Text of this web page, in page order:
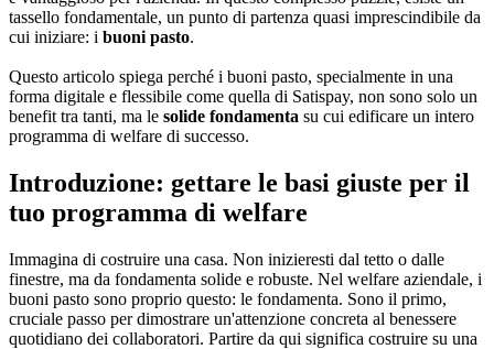
tassello fondamentale, un punto di partenza quasi imprescindibile da
cui iniziare: i buoni pasto.
Questo articolo spiega perché i buoni pasto, specialmente in una
forma digitale e flessibile come quella di Satispay, non sono solo un
benefit tra tanti, ma le solide fondamenta su cui edificare un intero
programma di welfare di successo.
Introduzione: gettare le basi giuste per il
tuo programma di welfare
Immagina di costruire una casa. Non inizieresti dal tetto o dalle
finestre, ma da fondamenta solide e robuste. Nel welfare aziendale, i
buoni pasto sono proprio questo: le fondamenta. Sono il primo,
cruciale passo per dimostrare un'attenzione concreta al benessere
quotidiano dei collaboratori. Partire da qui significa costruire su una